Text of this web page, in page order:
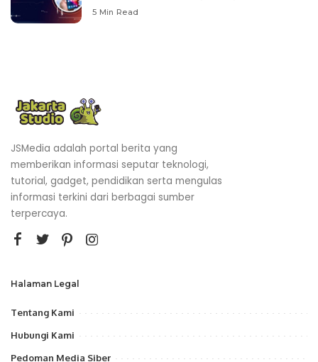
5 Min Read
JSMedia adalah portal berita yang
memberikan informasi seputar teknologi,
tutorial, gadget, pendidikan serta mengulas
informasi terkini dari berbagai sumber
terpercaya.
Halaman Legal
Tentang Kami
Hubungi Kami
Pedoman Media Siber